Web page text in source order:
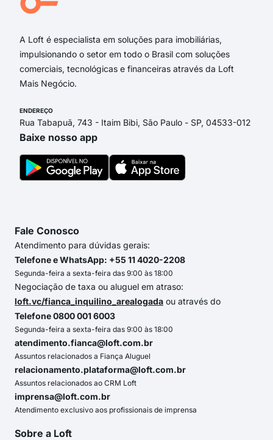
Rua Coronel José Pedro de Araújo Lima
A Loft é especialista em soluções para imobiliárias,
impulsionando o setor em todo o Brasil com soluções
comerciais, tecnológicas e financeiras através da Loft
Mais Negócio.
ENDEREÇO
Rua Tabapuã, 743 - Itaim Bibi, São Paulo - SP, 04533-012
Baixe nosso app
Fale Conosco
Atendimento para dúvidas gerais:
Telefone e WhatsApp: +55 11 4020-2208
Segunda-feira a sexta-feira das 9:00 às 18:00
Negociação de taxa ou aluguel em atraso:
loft.vc/fianca_inquilino_arealogada ou através do
Telefone 0800 001 6003
Segunda-feira a sexta-feira das 9:00 às 18:00
atendimento.fianca@loft.com.br
Assuntos relacionados a Fiança Aluguel
relacionamento.plataforma@loft.com.br
Assuntos relacionados ao CRM Loft
imprensa@loft.com.br
Atendimento exclusivo aos profissionais de imprensa
Sobre a Loft